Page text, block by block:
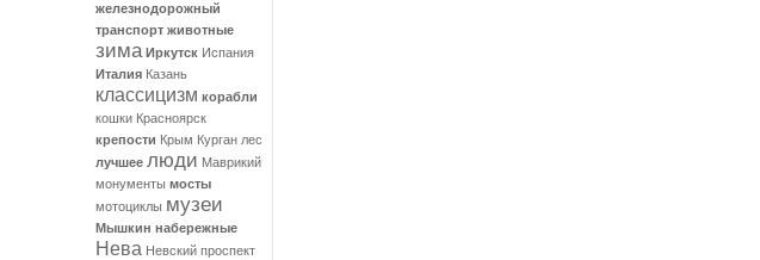
железнодорожный
транспорт животные
зима Иркутск Испания
Италия Казань
классицизм корабли
кошки Красноярск
крепости Крым Курган лес
лучшее люди Маврикий
монументы мосты
мотоциклы музеи
Мышкин набережные
Нева Невский проспект